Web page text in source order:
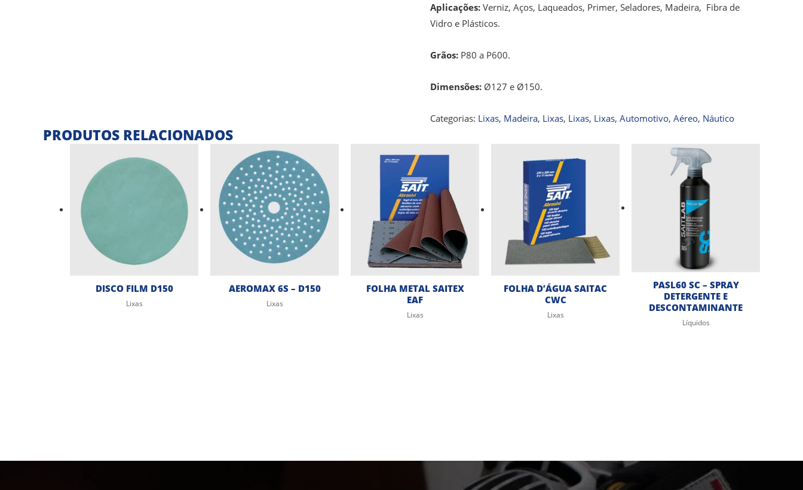
Aplicações: Verniz, Aços, Laqueados, Primer, Seladores, Madeira, Fibra de
Vidro e Plásticos.
Grãos: P80 a P600.
Dimensões: Ø127 e Ø150.
Categorias: Lixas, Madeira, Lixas, Lixas, Lixas, Automotivo, Aéreo, Náutico
PRODUTOS RELACIONADOS
DISCO FILM D150
Lixas
AEROMAX 6S – D150
Lixas
FOLHA METAL SAITEX
EAF
Lixas
FOLHA D’ÁGUA SAITAC
CWC
Lixas
PASL60 SC – SPRAY
DETERGENTE E
DESCONTAMINANTE
Líquidos